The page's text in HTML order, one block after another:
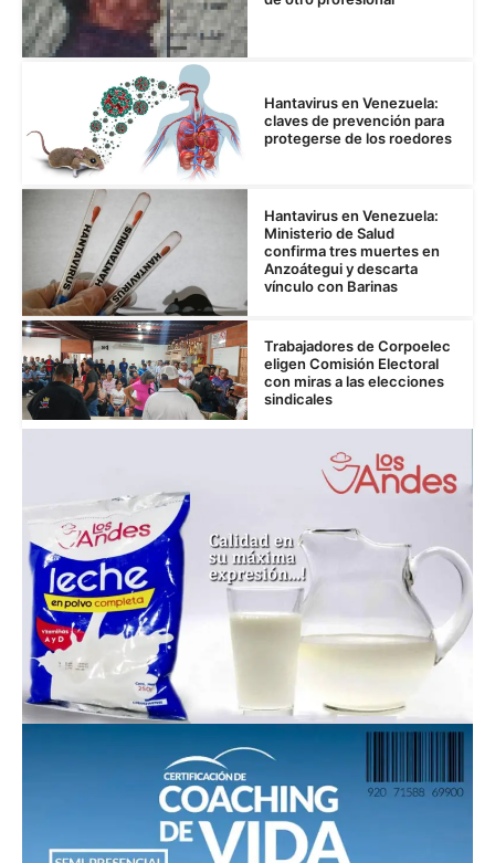
Hantavirus en Venezuela:
claves de prevención para
protegerse de los roedores
Hantavirus en Venezuela:
Ministerio de Salud
confirma tres muertes en
Anzoátegui y descarta
vínculo con Barinas
Trabajadores de Corpoelec
eligen Comisión Electoral
con miras a las elecciones
sindicales